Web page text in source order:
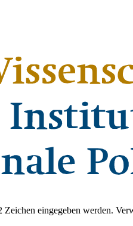
Zeichen eingegeben werden.